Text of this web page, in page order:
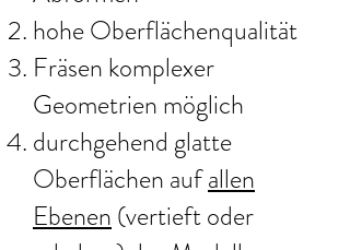
hohe Oberflächenqualität
Fräsen komplexer
Geometrien möglich
durchgehend glatte
Oberflächen aufallen
Ebenen (vertieft oder